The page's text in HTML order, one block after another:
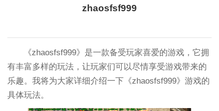
zhaosfsf999
《zhaosfsf999》是一款备受玩家喜爱的游戏，它拥
有丰富多样的玩法，让玩家们可以尽情享受游戏带来的
乐趣。我将为大家详细介绍一下《zhaosfsf999》游戏的
具体玩法。